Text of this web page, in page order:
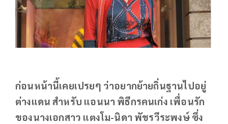
ก่อนหน้านี้เคยเปรยๆ ว่าอยากย้ายถิ่นฐานไปอยู่
ต่างแดน สำหรับ แอนนา พิธีกรคนเก่ง เพื่อนรัก
ของนางเอกสาว แตงโม-นิดา พัชรวีระพงษ์ ซึ่ง